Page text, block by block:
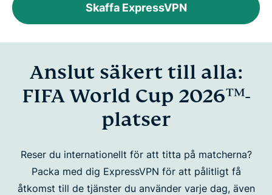
Skaffa ExpressVPN
Anslut säkert till alla:
FIFA World Cup 2026™-
platser
Reser du internationellt för att titta på matcherna?
Packa med dig ExpressVPN för att pålitligt få
åtkomst till de tjänster du använder varje dag, även